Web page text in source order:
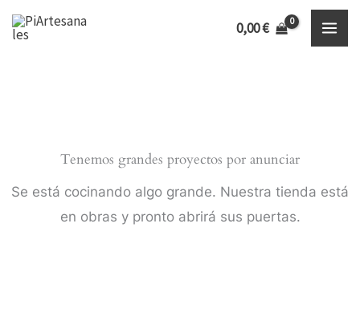
0,00€
Inicio Productos pendientes con piedra luna
Tenemos grandes proyectos por anunciar
Se está cocinando algo grande. Nuestra tienda está
en obras y pronto abrirá sus puertas.